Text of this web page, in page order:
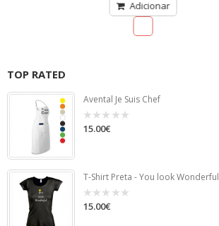
TOP RATED
Avental Je Suis Chef
0
15.00€
T-Shirt Preta - You look Wonderful
0
15.00€